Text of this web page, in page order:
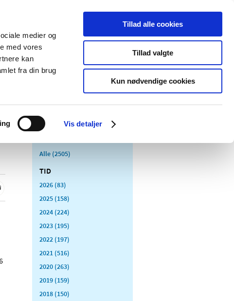
medier og
med vores
kan
fra din brug
Vis detaljer
Tillad alle cookies
Tillad valgte
Kun nødvendige cookies
Udgivelser
Medicinsk
Særlige
produktområder
Alle (2505)
TID
2026 (83)
2025 (158)
2024 (224)
2023 (195)
2022 (197)
2021 (516)
2020 (263)
2019 (159)
2018 (150)